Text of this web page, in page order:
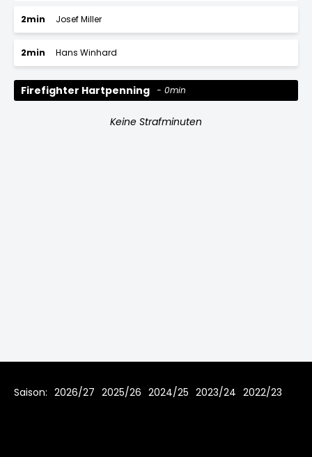
2min Josef Miller
2min Hans Winhard
Firefighter Hartpenning 0min
Keine Strafminuten
Saison: 2026/27 2025/26 2024/25 2023/24 2022/23